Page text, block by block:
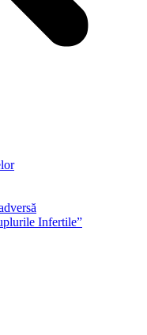
Infertile”